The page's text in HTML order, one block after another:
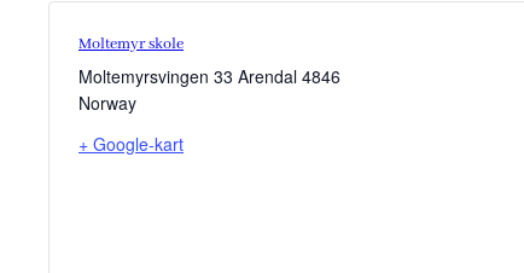
Moltemyr skole
Moltemyrsvingen 33 Arendal 4846
Norway
+ Google-kart